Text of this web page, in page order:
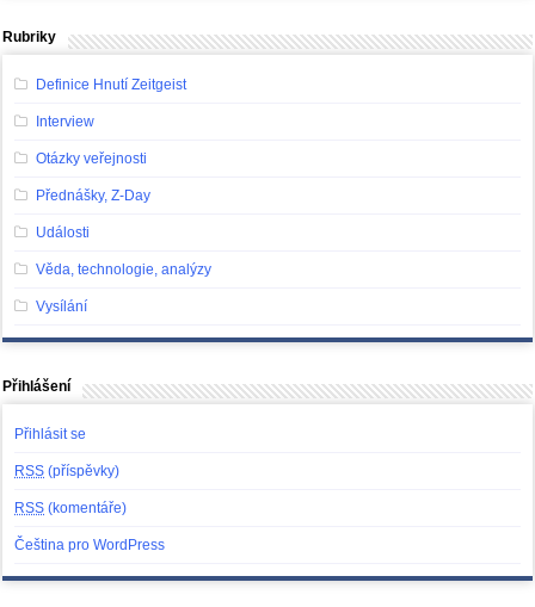
Rubriky
Definice Hnutí Zeitgeist
Interview
Otázky veřejnosti
Přednášky, Z-Day
Události
Věda, technologie, analýzy
Vysílání
Přihlášení
Přihlásit se
RSS (příspěvky)
RSS (komentáře)
Čeština pro WordPress